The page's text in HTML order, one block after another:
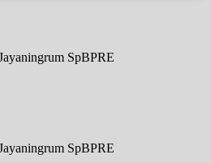
SpBPRE
SpBPRE